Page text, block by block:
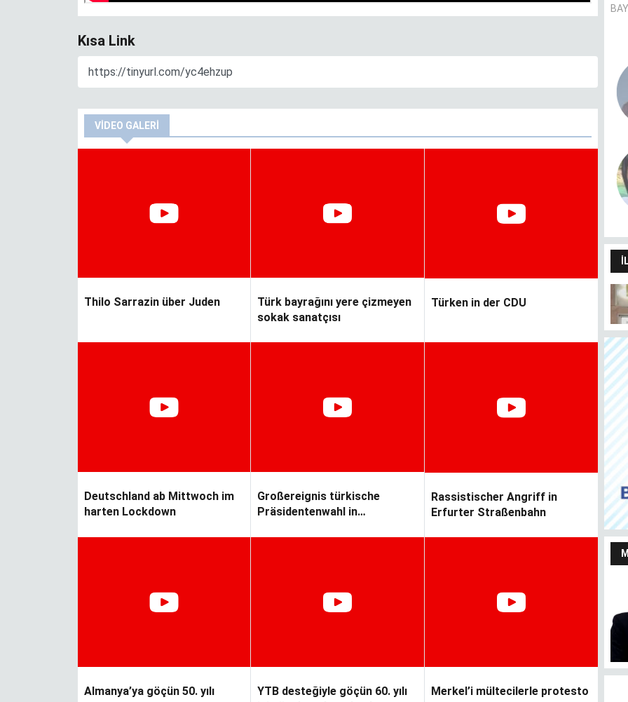
Kısa Link
VIDEO GALERI
Thilo Sarrazin über Juden
Türk bayrağını yere çizmeyen
sokak sanatçısı
Türken in der CDU
Deutschland ab Mittwoch im
harten Lockdown
Großereignis türkische
Präsidentenwahl in
Rassistischer Angriff in
Erfurter Straßenbahn
Almanya’ya göçün 50. yılı
YTB desteğiyle göçün 60. yılı
Merkel’i mültecilerle protesto
Bir Durak - NRW Seçimleri
- (k)ein Zusammenhang?
YTB‘den izincilere Sırbistan sınırında
Almanya’da taşınmaz satmayı ve almayı
Kündigung während der
Corona-Krise?
Yaşarken efsaneleşen
Almanya Türk Toplumu